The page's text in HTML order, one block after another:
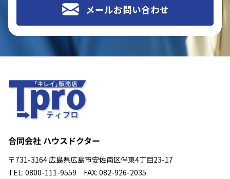
メールお問い合わせ
合同会社 ハウスドクター
〒731-3164 広島県広島市安佐南区伴東4丁目23-17
TEL: 0800-111-9559 FAX: 082-926-2035